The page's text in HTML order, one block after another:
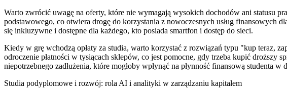
Warto zwrócić uwagę na oferty, które nie wymagają wysokich dochodów ani statusu
podstawowego, co otwiera drogę do korzystania z nowoczesnych usług finansowych
się inkluzywne i dostępne dla każdego, kto posiada smartfon i dostęp do sieci.
Kiedy w grę wchodzą opłaty za studia, warto korzystać z rozwiązań typu "kup teraz,
odroczenie płatności w tysiącach sklepów, co jest pomocne, gdy trzeba kupić
niepotrzebnego zadłużenia, które mogłoby wpłynąć na płynność finansową studenta w
Studia podyplomowe i rozwój: rola AI i analityki w zarządzaniu kapitałem